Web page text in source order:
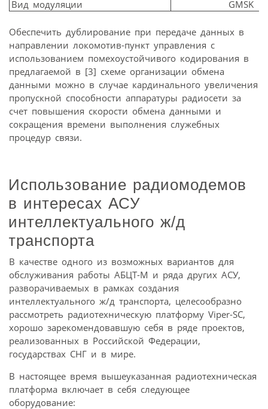
Вид модуляции GMSK
Обеспечить дублирование при передаче данных в
направлении локомотив-пункт управления с
использованием помехоустойчивого кодирования в
предлагаемой в [3] схеме организации обмена
данными можно в случае кардинального увеличения
пропускной способности аппаратуры радиосети за
счет повышения скорости обмена данными и
сокращения времени выполнения служебных
процедур связи.
Использование радиомодемов
в интересах АСУ
интеллектуального ж/д
транспорта
В качестве одного из возможных вариантов для
обслуживания работы АБЦТ-М и ряда других АСУ,
разворачиваемых в рамках создания
интеллектуального ж/д транспорта, целесообразно
рассмотреть радиотехническую платформу Viper-SC,
хорошо зарекомендовавшую себя в ряде проектов,
реализованных в Российской Федерации,
государствах СНГ и в мире.
В настоящее время вышеуказанная радиотехническая
платформа включает в себя следующее
оборудование: